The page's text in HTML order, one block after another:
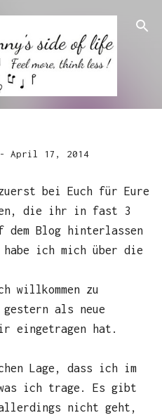
- April 17, 2014
bei Euch für Eure
die ihr in fast 3
Blog hinterlassen
ich mich über die
willkommen zu
als neue
eingetragen hat.
Lage, dass ich im
ich trage. Es gibt
allerdings nicht geht,